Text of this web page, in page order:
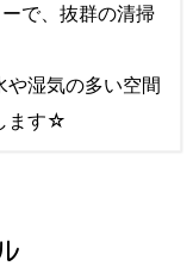
で、抜群の清掃
や湿気の多い空間
ます☆